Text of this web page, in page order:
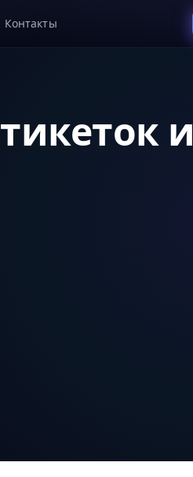
Контакты
и